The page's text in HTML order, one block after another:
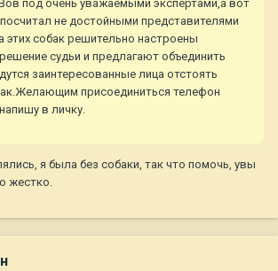
под очень уважаемыми экспертами,а вот
посчитал не достойными представителями
собак решительно настроены
судьи и предлагают объединить
заинтересованные лица отстоять
присоединиться телефон
в личку.
я была без собаки, так что помочь, увы
жестко.